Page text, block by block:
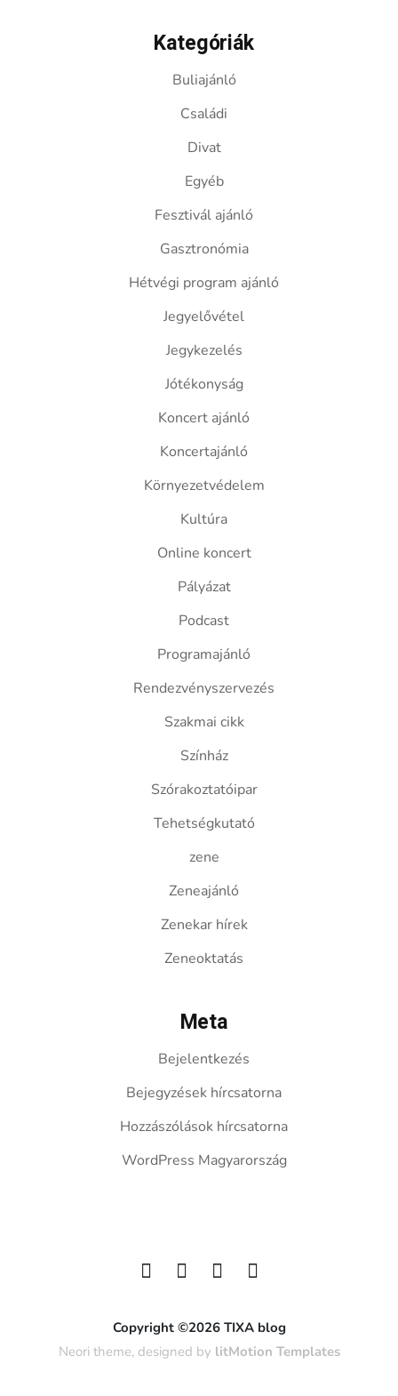
Kategóriák
Buliajánló
Családi
Divat
Egyéb
Fesztivál ajánló
Gasztronómia
Hétvégi program ajánló
Jegyelővétel
Jegykezelés
Jótékonyság
Koncert ajánló
Koncertajánló
Környezetvédelem
Kultúra
Online koncert
Pályázat
Podcast
Programajánló
Rendezvényszervezés
Szakmai cikk
Színház
Szórakoztatóipar
Tehetségkutató
zene
Zeneajánló
Zenekar hírek
Zeneoktatás
Meta
Bejelentkezés
Bejegyzések hírcsatorna
Hozzászólások hírcsatorna
WordPress Magyarország
Copyright ©2026 TIXA blog
Neori theme, designed by litMotion Templates